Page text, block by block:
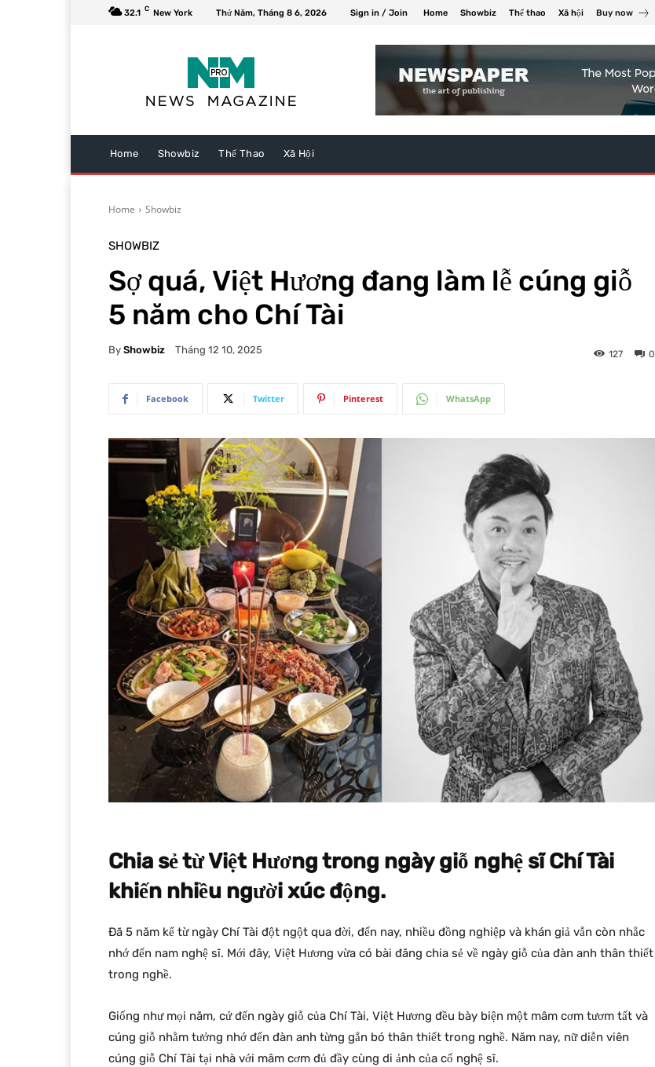
32.1 C New York Thứ Năm, Tháng 8 6, 2026 Sign in / Join Home Showbiz Thể thao Xã hội Buy now
Home Showbiz Thể Thao Xã Hội
Home Showbiz
SHOWBIZ
Sợ quá, Việt Hương đang làm lễ cúng giỗ
5 năm cho Chí Tài
By Showbiz Tháng 12 10, 2025 0
127
Facebook Twitter Pinterest WhatsApp
Chia sẻ từ Việt Hương trong ngày giỗ nghệ sĩ Chí Tài
khiến nhiều người xúc động.
Đã 5 năm kể từ ngày Chí Tài đột ngột qua đời, đến nay, nhiều đồng nghiệp và khán giả vẫn còn nhắc
nhớ đến nam nghệ sĩ. Mới đây, Việt Hương vừa có bài đăng chia sẻ về ngày giỗ của đàn anh thân thiết
trong nghề.
Giống như mọi năm, cứ đến ngày giỗ của Chí Tài, Việt Hương đều bày biện một mâm cơm tươm tất và
cúng giỗ nhằm tưởng nhớ đến đàn anh từng gắn bó thân thiết trong nghề. Năm nay, nữ diễn viên
cúng giỗ Chí Tài tại nhà với mâm cơm đủ đầy cùng di ảnh của cố nghệ sĩ.